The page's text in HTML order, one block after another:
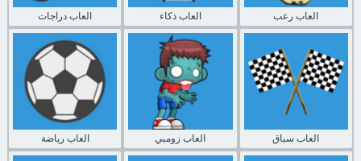
العاب دراجات العاب ذكاء العاب رعب
العاب رياضة العاب زومبي العاب سباق